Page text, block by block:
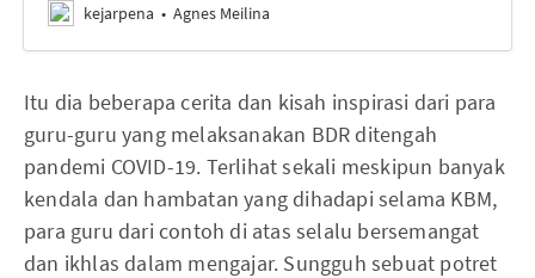
kejarpena
Agnes Meilina
Itu dia beberapa cerita dan kisah inspirasi dari para
guru-guru yang melaksanakan BDR ditengah
pandemi COVID-19. Terlihat sekali meskipun banyak
kendala dan hambatan yang dihadapi selama KBM,
para guru dari contoh di atas selalu bersemangat
dan ikhlas dalam mengajar. Sungguh sebuat potret